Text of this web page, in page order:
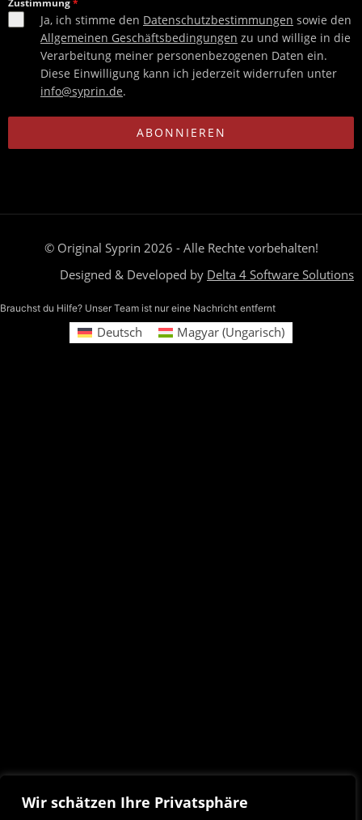
Wir schätzen Ihre Privatsphäre
Zustimmung*
Ja, ich stimme den Datenschutzbestimmungen sowie den
Allgemeinen Geschäftsbedingungen zu und willige in die
Verarbeitung meiner personenbezogenen Daten ein.
Diese Einwilligung kann ich jederzeit widerrufen unter
info@syprin.de.
ABONNIEREN
© Original Syprin 2026 - Alle Rechte vorbehalten!
Designed & Developed by Delta 4 Software Solutions
Brauchst du Hilfe? Unser Team ist nur eine Nachricht entfernt
Deutsch Magyar (Ungarisch)